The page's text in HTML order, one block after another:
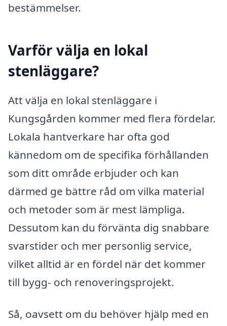
bestämmelser.
Varför välja en lokal
stenläggare?
Att välja en lokal stenläggare i
Kungsgården kommer med flera fördelar.
Lokala hantverkare har ofta god
kännedom om de specifika förhållanden
som ditt område erbjuder och kan
därmed ge bättre råd om vilka material
och metoder som är mest lämpliga.
Dessutom kan du förvänta dig snabbare
svarstider och mer personlig service,
vilket alltid är en fördel när det kommer
till bygg- och renoveringsprojekt.
Så, oavsett om du behöver hjälp med en